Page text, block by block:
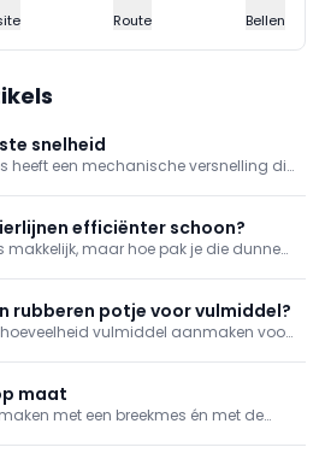
Route Bellen
snelheid
heeft een mechanische versnelling die
efficiënter schoon?
makkelijk, maar hoe pak je die dunne
rubberen potje voor vulmiddel?
hoeveelheid vulmiddel aanmaken voor
maat
met een breekmes én met de